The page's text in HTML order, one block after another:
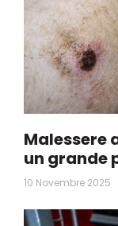
Malessere
un grande
10 Novembre 2025